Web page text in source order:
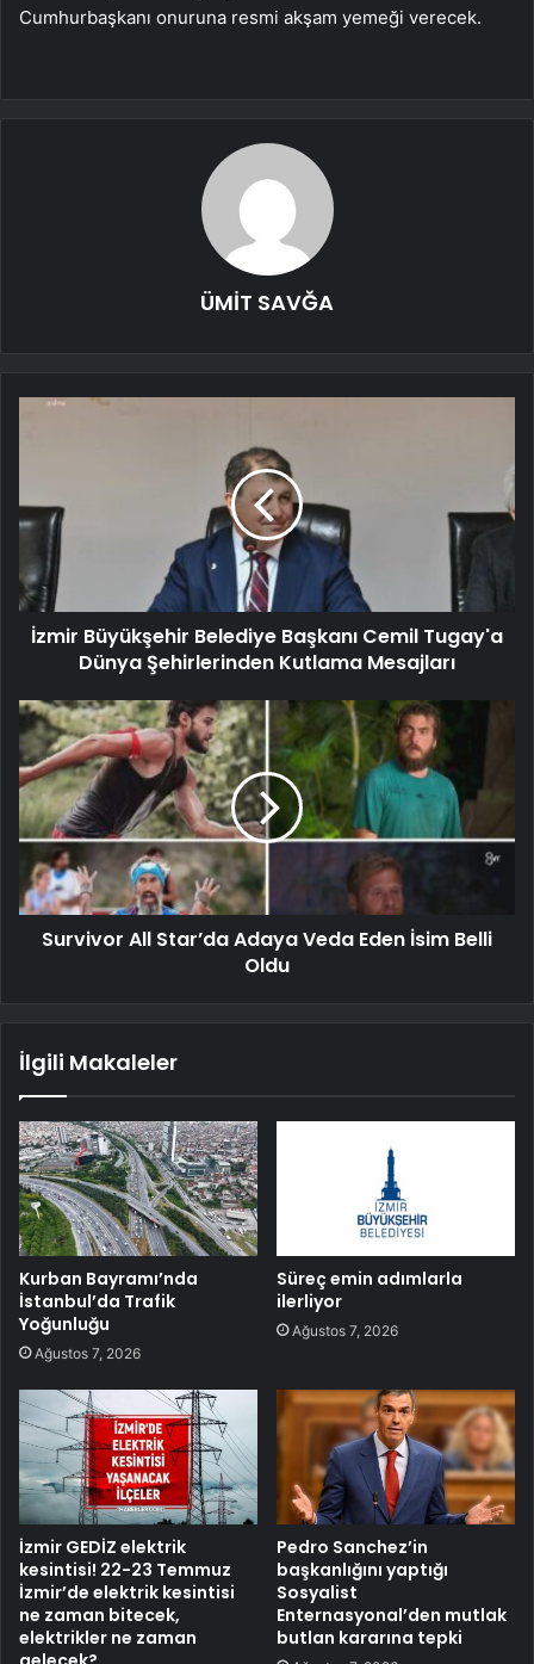
Cumhurbaşkanı onuruna resmi akşam yemeği verecek.
ÜMİT SAVĞA
İzmir Büyükşehir Belediye Başkanı Cemil Tugay'a
Dünya Şehirlerinden Kutlama Mesajları
Survivor All Star’da Adaya Veda Eden İsim Belli
Oldu
İlgili Makaleler
Kurban Bayramı’nda
İstanbul’da Trafik
Yoğunluğu
Ağustos 7, 2026
Süreç emin adımlarla
ilerliyor
Ağustos 7, 2026
İzmir GEDİZ elektrik
kesintisi! 22-23 Temmuz
İzmir’de elektrik kesintisi
ne zaman bitecek,
elektrikler ne zaman
Pedro Sanchez’in
başkanlığını yaptığı
Sosyalist
Enternasyonal’den mutlak
butlan kararına tepki